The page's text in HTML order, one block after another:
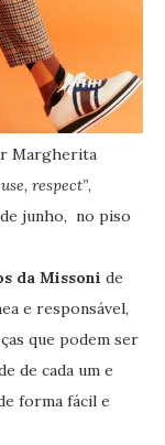
Margherita
respect”,
junho, no piso
da Missoni de
e responsável,
que podem ser
de cada um e
forma fácil e